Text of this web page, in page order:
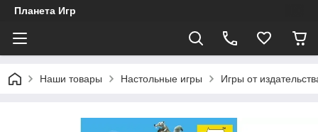
Планета Игр
Наши товары Настольные игры Игры от